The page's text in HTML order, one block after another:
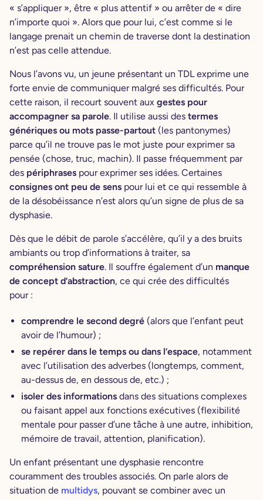
« s’appliquer », être « plus attentif » ou arrêter de « dire
n’importe quoi ». Alors que pour lui, c’est comme si le
langage prenait un chemin de traverse dont la destination
n’est pas celle attendue.
Nous l’avons vu, un jeune présentant un TDL exprime une
forte envie de communiquer malgré ses difficultés. Pour
cette raison, il recourt souvent aux gestes pour
accompagner sa parole. Il utilise aussi des termes
génériques ou mots passe-partout (les pantonymes)
parce qu’il ne trouve pas le mot juste pour exprimer sa
pensée (chose, truc, machin). Il passe fréquemment par
des périphrases pour exprimer ses idées. Certaines
consignes ont peu de sens pour lui et ce qui ressemble à
de la désobéissance n’est alors qu’un signe de plus de sa
dysphasie.
Dès que le débit de parole s’accélère, qu’il y a des bruits
ambiants ou trop d’informations à traiter, sa
compréhension sature. Il souffre également d’un manque
de concept d’abstraction, ce qui crée des difficultés
pour :
comprendre le second degré (alors que l’enfant peut
avoir de l’humour) ;
se repérer dans le temps ou dans l’espace, notamment
avec l’utilisation des adverbes (longtemps, comment,
au-dessus de, en dessous de, etc.) ;
isoler des informations dans des situations complexes
ou faisant appel aux fonctions exécutives (flexibilité
mentale pour passer d’une tâche à une autre, inhibition,
mémoire de travail, attention, planification).
Un enfant présentant une dysphasie rencontre
couramment des troubles associés. On parle alors de
situation de multidys, pouvant se combiner avec un